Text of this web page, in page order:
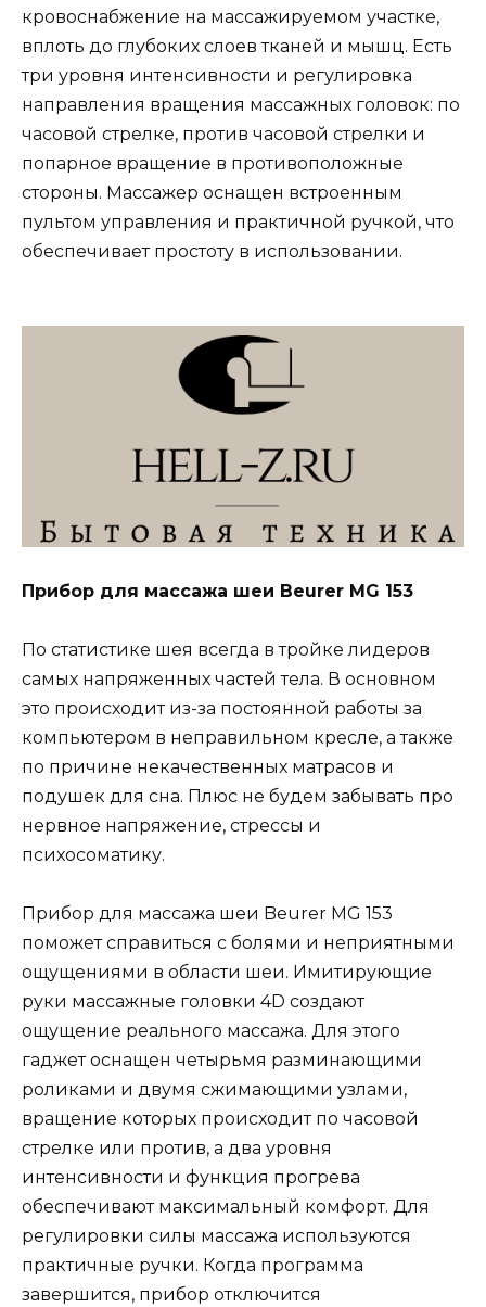
кровоснабжение на массажируемом участке,
вплоть до глубоких слоев тканей и мышц. Есть
три уровня интенсивности и регулировка
направления вращения массажных головок: по
часовой стрелке, против часовой стрелки и
попарное вращение в противоположные
стороны. Массажер оснащен встроенным
пультом управления и практичной ручкой, что
обеспечивает простоту в использовании.
Прибор для массажа шеи Beurer MG 153
По статистике шея всегда в тройке лидеров
самых напряженных частей тела. В основном
это происходит из-за постоянной работы за
компьютером в неправильном кресле, а также
по причине некачественных матрасов и
подушек для сна. Плюс не будем забывать про
нервное напряжение, стрессы и
психосоматику.
Прибор для массажа шеи Beurer MG 153
поможет справиться с болями и неприятными
ощущениями в области шеи. Имитирующие
руки массажные головки 4D создают
ощущение реального массажа. Для этого
гаджет оснащен четырьмя разминающими
роликами и двумя сжимающими узлами,
вращение которых происходит по часовой
стрелке или против, а два уровня
интенсивности и функция прогрева
обеспечивают максимальный комфорт. Для
регулировки силы массажа используются
практичные ручки. Когда программа
завершится, прибор отключится